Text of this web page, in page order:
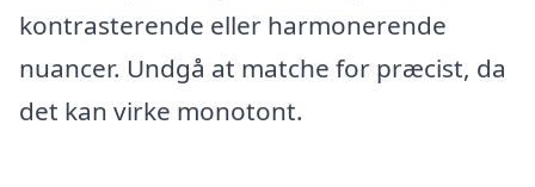
kontrasterende eller harmonerende
nuancer. Undgå at matche for præcist, da
det kan virke monotont.